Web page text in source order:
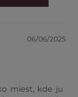
06/06/2025
miest, kde ju